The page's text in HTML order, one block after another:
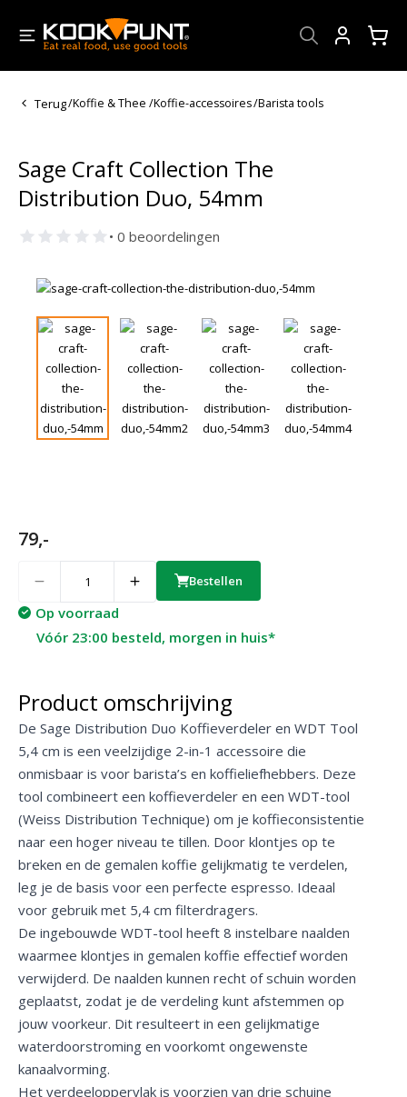
Terug/Koffie & Thee /Koffie-accessoires/Barista tools
Sage Craft Collection The
Distribution Duo, 54mm
• 0 beoordelingen
79,-
Bestellen
Op voorraad
Vóór 23:00 besteld, morgen in huis*
Product omschrijving
De Sage Distribution Duo Koffieverdeler en WDT Tool
5,4 cm is een veelzijdige 2-in-1 accessoire die
onmisbaar is voor barista’s en koffieliefhebbers. Deze
tool combineert een koffieverdeler en een WDT-tool
(Weiss Distribution Technique) om je koffieconsistentie
naar een hoger niveau te tillen. Door klontjes op te
breken en de gemalen koffie gelijkmatig te verdelen,
leg je de basis voor een perfecte espresso. Ideaal
voor gebruik met 5,4 cm filterdragers.
De ingebouwde WDT-tool heeft 8 instelbare naalden
waarmee klontjes in gemalen koffie effectief worden
verwijderd. De naalden kunnen recht of schuin worden
geplaatst, zodat je de verdeling kunt afstemmen op
jouw voorkeur. Dit resulteert in een gelijkmatige
waterdoorstroming en voorkomt ongewenste
kanaalvorming.
Het verdeeloppervlak is voorzien van drie schuine